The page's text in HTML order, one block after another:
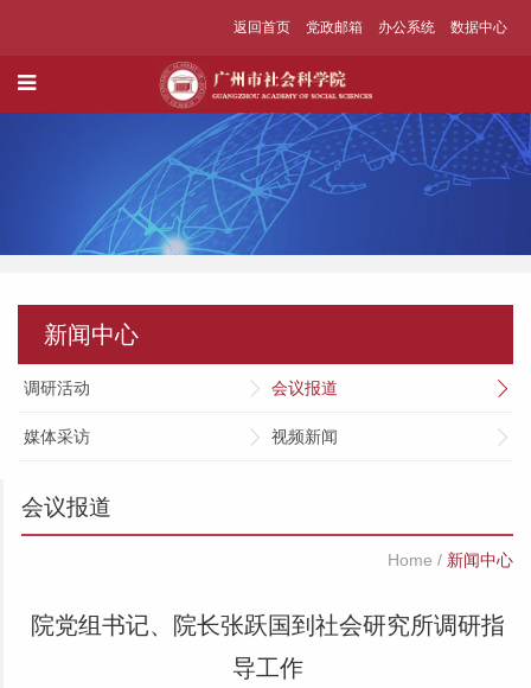
返回首页 党政邮箱 办公系统 数据中心
新闻中心
调研活动 会议报道
媒体采访 视频新闻
会议报道
Home / 新闻中心
院党组书记、院长张跃国到社会研究所调研指
导工作